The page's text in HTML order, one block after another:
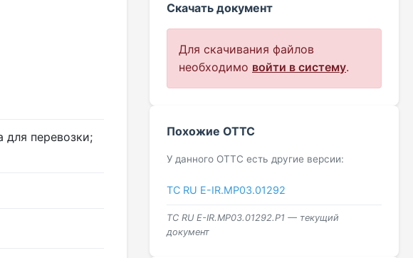
для перевозки;
Скачать документ
Для скачивания файлов
необходимо войти в систему.
Похожие ОТТС
У данного ОТТС есть другие версии:
ТС RU Е-IR.МР03.01292
ТС RU Е-IR.МР03.01292.Р1 — текущий
документ